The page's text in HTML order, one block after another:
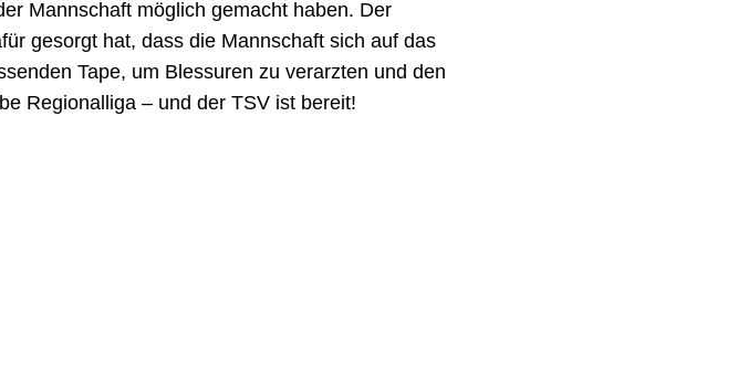
Mannschaft möglich gemacht haben. Der
gesorgt hat, dass die Mannschaft sich auf das
Tape, um Blessuren zu verarzten und den
Regionalliga – und der TSV ist bereit!